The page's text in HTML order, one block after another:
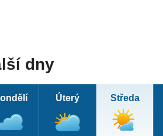
dny
Úterý Středa